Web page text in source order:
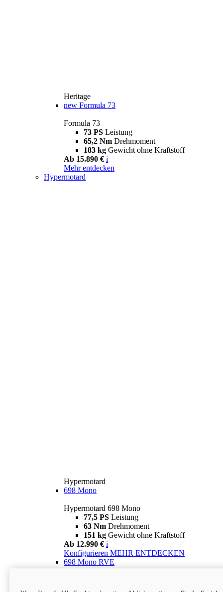
Heritage
new Formula 73
Formula 73
73 PS Leistung
65,2 Nm Drehmoment
183 kg Gewicht ohne Kraftstoff
Ab 15.890 € i
Mehr entdecken
Hypermotard
Hypermotard
698 Mono
Hypermotard 698 Mono
77,5 PS Leistung
63 Nm Drehmoment
151 kg Gewicht ohne Kraftstoff
Ab 12.990 € i
Konfigurieren MEHR ENTDECKEN
698 Mono RVE
77,5 PS
Leistung